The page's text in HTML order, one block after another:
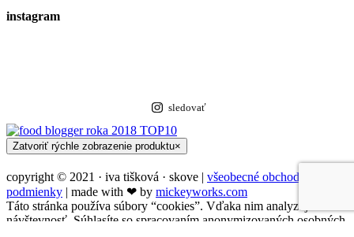
instagram
sledovať
Zatvoriť rýchle zobrazenie produktu×
copyright © 2021 · iva tišková · skove | všeobecné obchodné
podmienky | made with ❤︎ by mickeyworks.com
Táto stránka používa súbory “cookies”. Vďaka nim analyzujeme
návštevnosť. Súhlasíte so spracovaním anonymizovaných osobných